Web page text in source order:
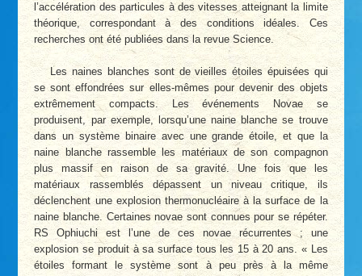
l’accélération des particules à des vitesses atteignant la limite
théorique, correspondant à des conditions idéales. Ces
recherches ont été publiées dans la revue Science.
Les naines blanches sont de vieilles étoiles épuisées qui
se sont effondrées sur elles-mêmes pour devenir des objets
extrêmement compacts. Les événements Novae se
produisent, par exemple, lorsqu’une naine blanche se trouve
dans un système binaire avec une grande étoile, et que la
naine blanche rassemble les matériaux de son compagnon
plus massif en raison de sa gravité. Une fois que les
matériaux rassemblés dépassent un niveau critique, ils
déclenchent une explosion thermonucléaire à la surface de la
naine blanche. Certaines novae sont connues pour se répéter.
RS Ophiuchi est l’une de ces novae récurrentes ; une
explosion se produit à sa surface tous les 15 à 20 ans. « Les
étoiles formant le système sont à peu près à la même